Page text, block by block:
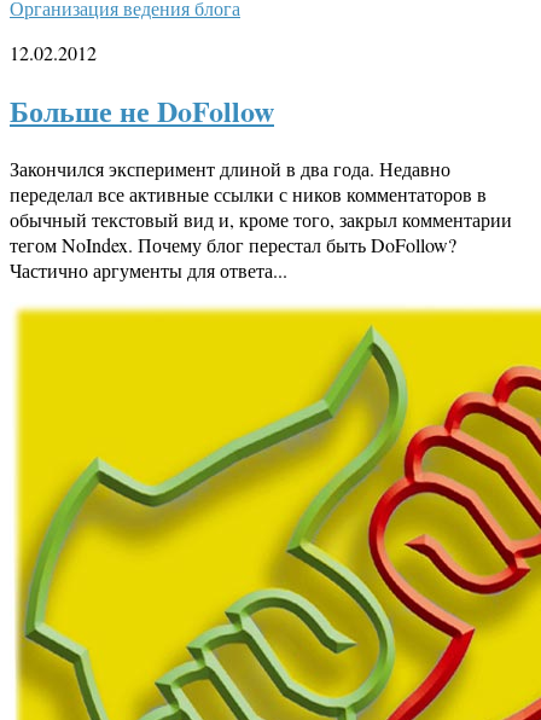
Организация ведения блога
12.02.2012
Больше не DoFollow
Закончился эксперимент длиной в два года. Недавно
переделал все активные ссылки с ников комментаторов в
обычный текстовый вид и, кроме того, закрыл комментарии
тегом NoIndex. Почему блог перестал быть DoFollow?
Частично аргументы для ответа...